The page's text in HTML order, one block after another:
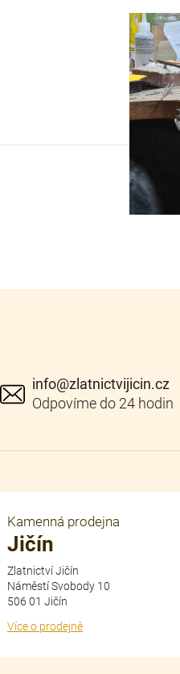
info@zlatnictvijicin.cz
Kamenná prodejna
Jičín
Zlatnictví Jičín
Náměstí Svobody 10
506 01 Jičín
Více o prodejně